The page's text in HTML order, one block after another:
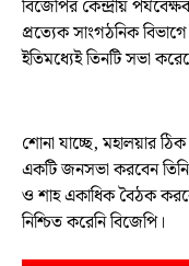
বিজেপির কেন্দ্রীয়
প্রত্যেক সাংগঠনিক
ইতিমধ্যেই তিনটি সভা
শোনা যাচ্ছে, মহালয়ার
একটি জনসভা করবেন
ও শাহ একাধিক বৈঠক
নিশ্চিত করেনি বিজেপি।